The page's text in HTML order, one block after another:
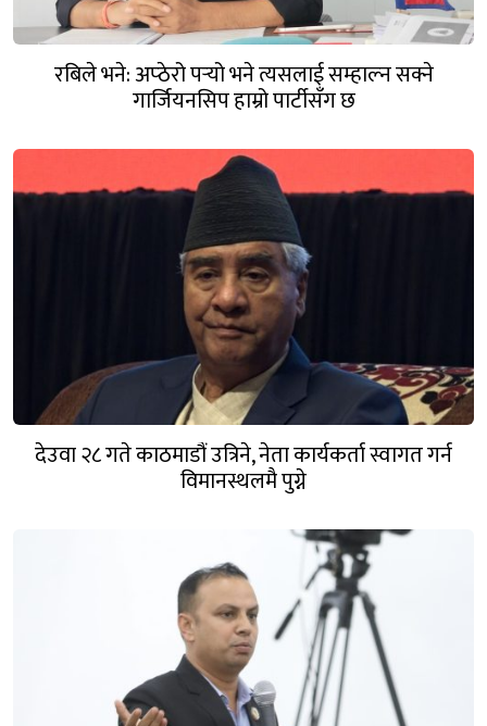
रबिले भने: अप्ठेरो पर्‍यो भने त्यसलाई सम्हाल्न सक्ने
गार्जियनसिप हाम्रो पार्टीसँग छ
देउवा २८ गते काठमाडौं उत्रिने, नेता कार्यकर्ता स्वागत गर्न
विमानस्थलमै पुग्ने